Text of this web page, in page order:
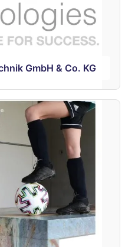
GmbH & Co. KG